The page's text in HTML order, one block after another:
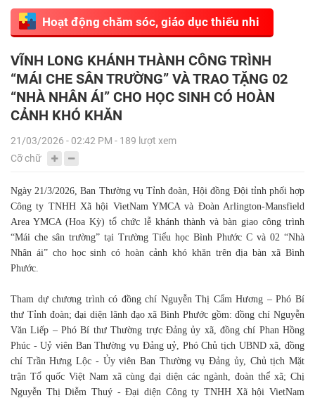
Hoạt động chăm sóc, giáo dục thiếu nhi
VĨNH LONG KHÁNH THÀNH CÔNG TRÌNH
“MÁI CHE SÂN TRƯỜNG” VÀ TRAO TẶNG 02
“NHÀ NHÂN ÁI” CHO HỌC SINH CÓ HOÀN
CẢNH KHÓ KHĂN
21/03/2026 - 02:42 PM - 189 lượt xem
Cỡ chữ
Ngày 21/3/2026, Ban Thường vụ Tỉnh đoàn, Hội đồng Đội tỉnh phối hợp
Công ty TNHH Xã hội VietNam YMCA và Đoàn Arlington-Mansfield
Area YMCA (Hoa Kỳ) tổ chức lễ khánh thành và bàn giao công trình
“Mái che sân trường” tại Trường Tiểu học Bình Phước C và 02 “Nhà
Nhân ái” cho học sinh có hoàn cảnh khó khăn trên địa bàn xã Bình
Phước.
Tham dự chương trình có đồng chí Nguyễn Thị Cẩm Hương – Phó Bí
thư Tỉnh đoàn; đại diện lãnh đạo xã Bình Phước gồm: đồng chí Nguyễn
Văn Liếp – Phó Bí thư Thường trực Đảng ủy xã, đồng chí Phan Hồng
Phúc - Uỷ viên Ban Thường vụ Đảng uỷ, Phó Chủ tịch UBND xã, đồng
chí Trần Hưng Lộc - Ủy viên Ban Thường vụ Đảng ủy, Chủ tịch Mặt
trận Tổ quốc Việt Nam xã cùng đại diện các ngành, đoàn thể xã; Chị
Nguyễn Thị Diễm Thuý - Đại diện Công ty TNHH Xã hội VietNam